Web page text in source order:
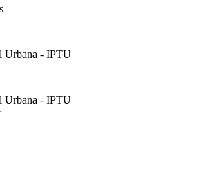
Urbana - IPTU
Urbana - IPTU